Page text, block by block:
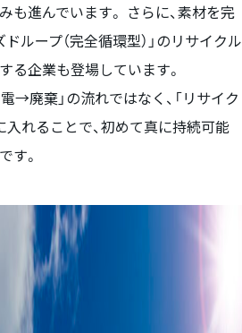
も進んでいます。 さらに、素材を完
ループ（完全循環型）」のリサイクル
る企業も登場しています。
→廃棄」の流れではなく、「リサイク
れることで、初めて真に持続可能
す。